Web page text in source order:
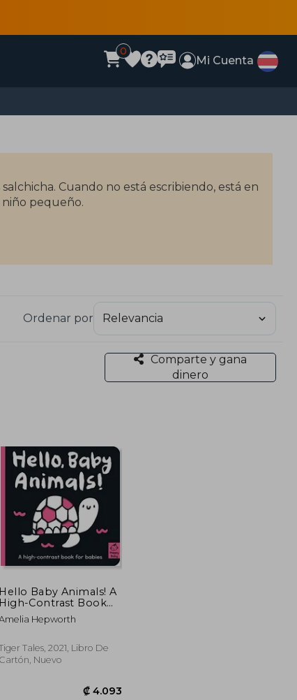
0
Mi Cuenta
Cuando no está escribiendo, está en
pequeño.
Ordenar por
Comparte y gana
dinero
Hello Baby Animals! A
High-Contrast Book
for Babies (Happy
(en Inglés)
Hepworth
Tales, 2021, Libro De
Cartón, Nuevo